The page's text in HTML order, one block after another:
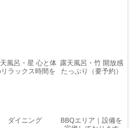
風呂・星 心と体
ラックス時間を
露天風呂・竹 開放感
たっぷり（要予約）
ダイニング
BBQエリア｜設備を